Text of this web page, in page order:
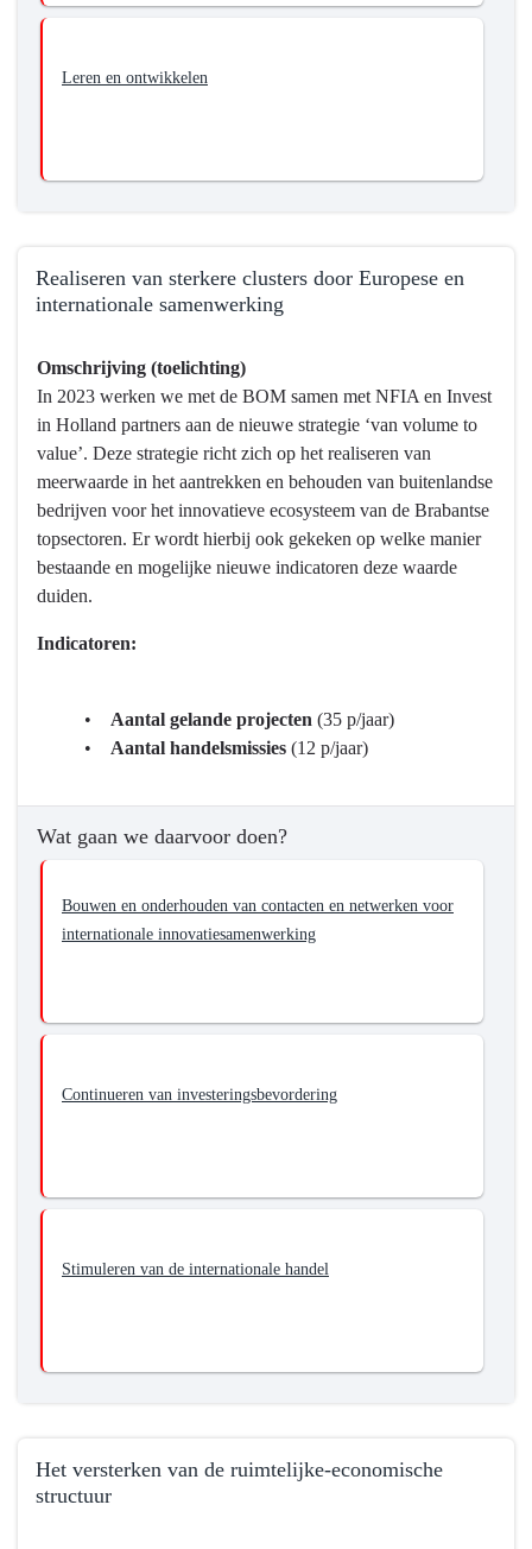
Leren en ontwikkelen
Realiseren van sterkere clusters door Europese en
internationale samenwerking
naar
navigatie
Programma
Economie,
Kennis
Talentontwikkeling
bereiken?
Realiseren
van
sterkere
Europese
samenwerking
Omschrijving (toelichting)
In 2023 werken we met de BOM samen met NFIA en Invest
in Holland partners aan de nieuwe strategie ‘van volume to
value’. Deze strategie richt zich op het realiseren van
meerwaarde in het aantrekken en behouden van buitenlandse
bedrijven voor het innovatieve ecosysteem van de Brabantse
topsectoren. Er wordt hierbij ook gekeken op welke manier
bestaande en mogelijke nieuwe indicatoren deze waarde
duiden.
Indicatoren:
• Aantal gelande projecten (35 p/jaar)
• Aantal handelsmissies (12 p/jaar)
Wat gaan we daarvoor doen?
Bouwen en onderhouden van contacten en netwerken voor
internationale innovatiesamenwerking
Continueren van investeringsbevordering
Stimuleren van de internationale handel
Het versterken van de ruimtelijke-economische
structuur